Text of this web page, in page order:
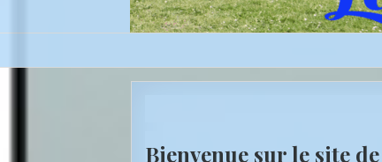
Bienvenue sur le site